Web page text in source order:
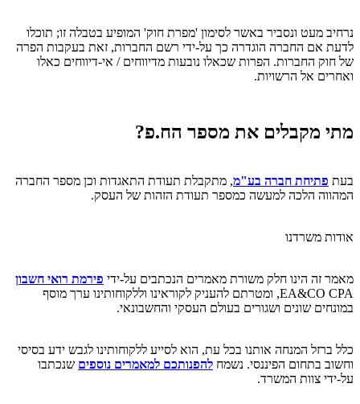
נרחיב מעט ונסביר באשר לסימון 'מפרת חוק' המופיע בטבלה זו; תוכלו
לדעת אם החברה הוגדרה כך על-ידי רשם החברות, זאת בעקבות הפרה
של חוק החברות. הפרות שכאלו נובעות מדיווחים / אי-דיווחים כאלו
ואחרים אל הרשויות.
מתי מקבלים את מספר הח.פ?
בעת פתיחת חברה בע"מ, מתקבלת תעודת התאגדות וכן מספר החברה
המהווה הלכה למעשה כמספר תעודת הזהות של העסק.
אודות משרדנו
מאמר זה הינו חלק משורת מאמרים הנכתבים על-ידי פירמת רואי חשבון
EA&CO CPA, ומטרתם להעניק לקוראינו וללקוחותינו ערך מוסף
במונחים שונים ושגורים בעולם העסקי והחשבונאי.
כלל ברזל המנחה אותנו בכל עת, הוא לסייע ללקוחותינו לגבש ידע בסיסי
וחשוב בתחום הפיננסי. נשמח להפנותכם למאמרים נוספים שנכתבו
על-ידי צוות המשרד.